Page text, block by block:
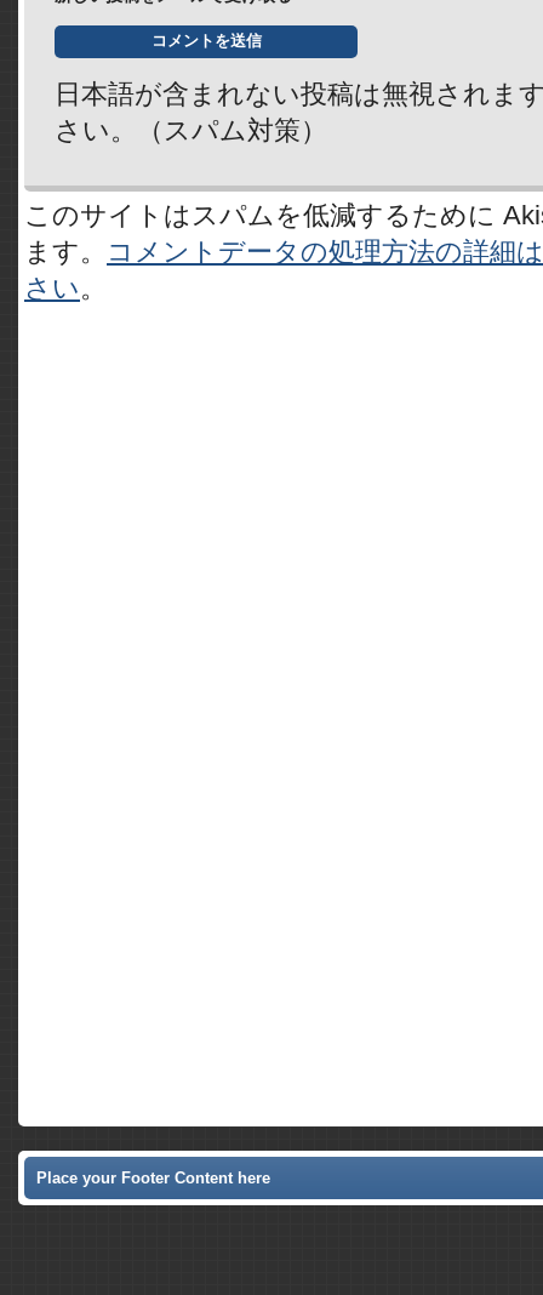
日本語が含まれない投稿は無視されま
さい。（スパム対策）
このサイトはスパムを低減するために
ます。
コメントデータの処理方法の詳細
さい。
Place your Footer Content here